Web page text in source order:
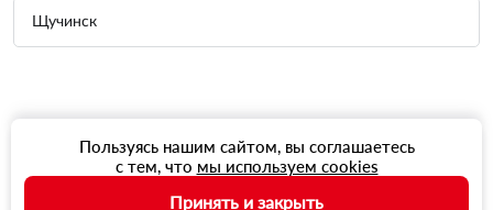
Щучинск
Пользуясь нашим сайтом, вы соглашаетесь
с тем, что мы используем cookies
Принять и закрыть